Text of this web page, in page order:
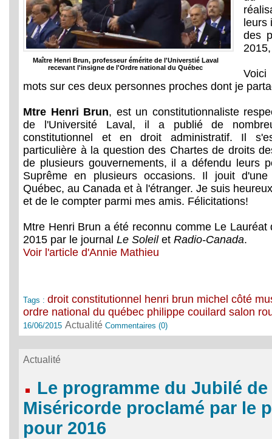
Maître Henri Brun, professeur émérite de l'Universtié Laval
recevant l'insigne de l'Ordre national du Québec
leurs
des
mots sur ces deux personnes proches dont je
Mtre Henri Brun, est un constitutionnaliste
de l'Université Laval, il a publié de
constitutionnel et en droit administratif. Il
particulière à la question des Chartes de droits
de plusieurs gouvernements, il a défendu leurs
Suprême en plusieurs occasions. Il jouit
Québec, au Canada et à l'étranger. Je suis
et de le compter parmi mes amis. Félicitations!
Mtre Henri Brun a été reconnu comme Le
2015 par le journalLe SoleiletRadio-Canada.
Voir l'article d'Annie Mathieu
Tags :droit constitutionnel henri brun michel côté
ordre national du québec philippe couilard salon
16/06/2015 ActualitéCommentaires (0)
Actualité
Le programme du Jubilé de
Miséricorde proclamé par le
pour 2016